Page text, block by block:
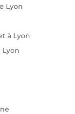
Lyon
à Lyon